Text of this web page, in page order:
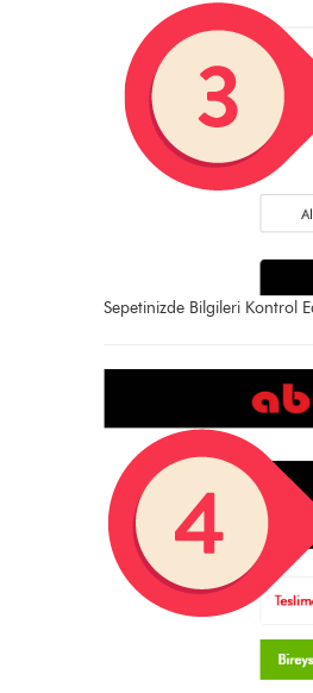
Sepetinizde Bilgileri Kontrol